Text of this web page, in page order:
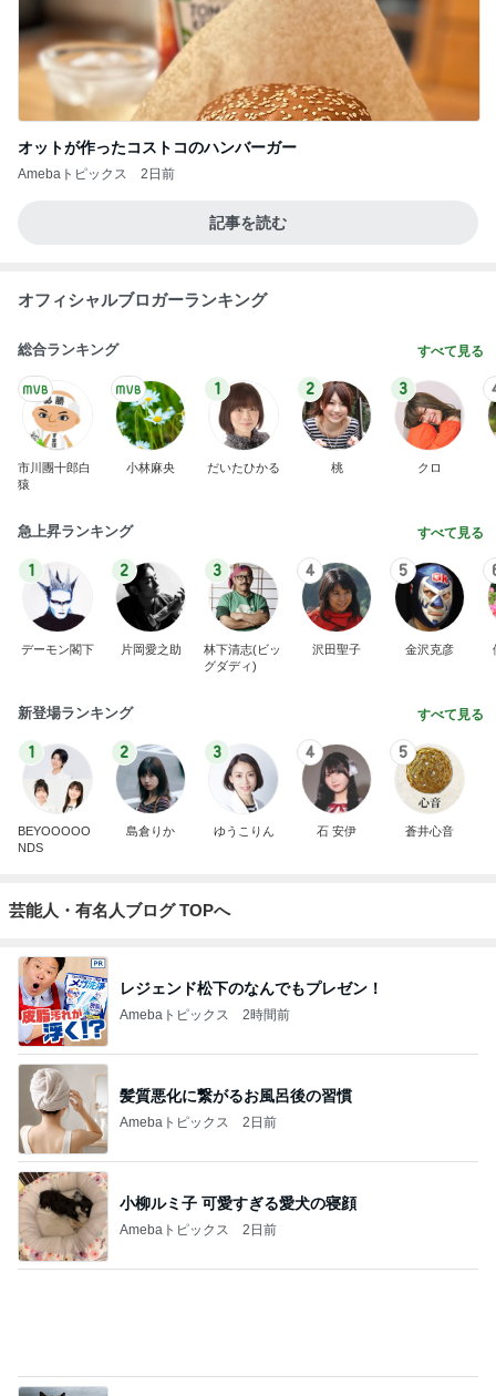
オットが作ったコストコのハンバーガー
Amebaトピックス 2日前
記事を読む
オフィシャルブロガーランキング
総合ランキング すべて見る
市川團十郎白
猿
小林麻央
1
だいたひかる
2
桃
3
クロ
急上昇ランキング すべて見る
1
デーモン閣下
2
片岡愛之助
3
林下清志(ビッ
グダディ)
4
沢田聖子
5
金沢克彦
新登場ランキング すべて見る
1
BEYOOOOO
NDS
2
島倉りか
3
ゆうこりん
4
石 安伊
5
蒼井心音
芸能人・有名人ブログ TOPへ
レジェンド松下のなんでもプレゼン！
Amebaトピックス 2時間前
髪質悪化に繋がるお風呂後の習慣
Amebaトピックス 2日前
小柳ルミ子 可愛すぎる愛犬の寝顔
Amebaトピックス 2日前